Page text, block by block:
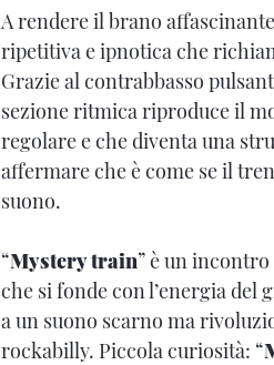
A rendere il brano
ripetitiva e ipnotica che
Grazie al contrabbasso
sezione ritmica riproduce il
regolare e che diventa una
affermare che è come se il
suono.
“Mystery train” è un
che si fonde con l’energia del
a un suono scarno ma
rockabilly. Piccola curiosità: “